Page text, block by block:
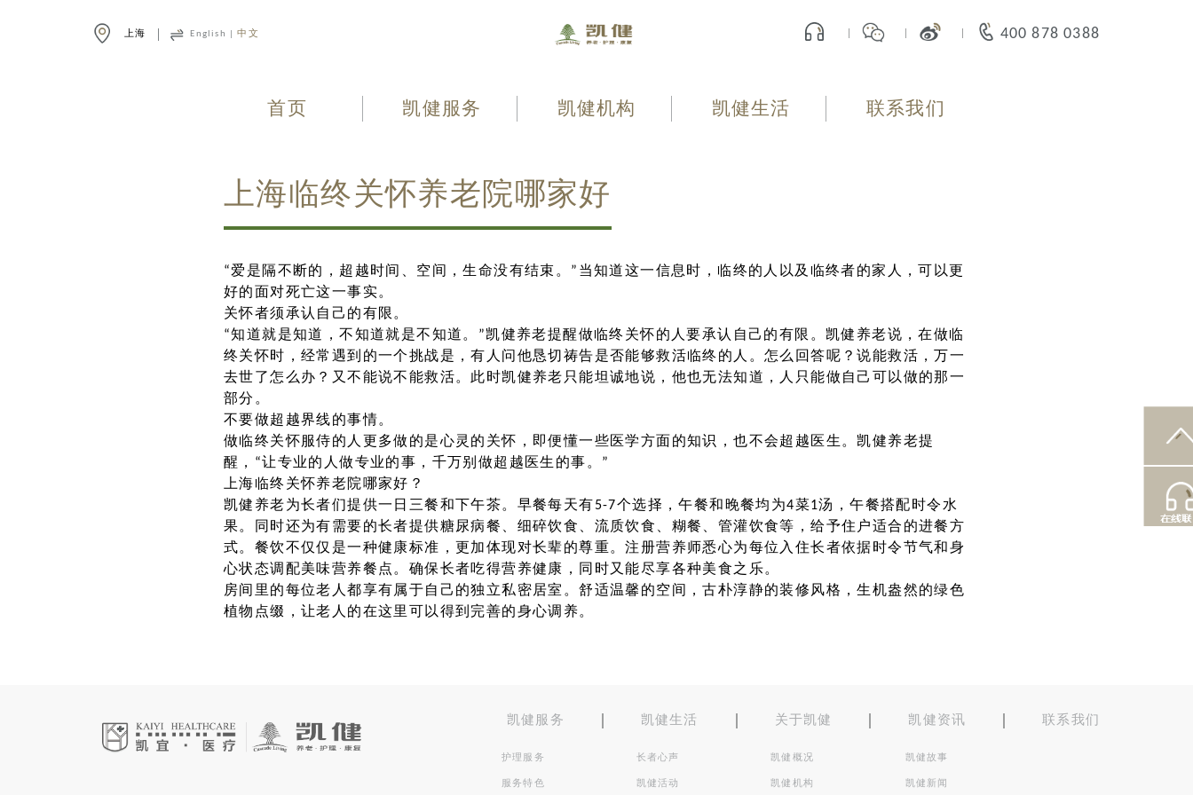
上海 English |中文 400 878 0388
首页 凯健服务 凯健机构 凯健生活 联系我们
上海临终关怀养老院哪家好
“爱是隔不断的，超越时间、空间，生命没有结束。”当知道这一信息时，临终的人以及临终者的家人，可以更
好的面对死亡这一事实。
关怀者须承认自己的有限。
“知道就是知道，不知道就是不知道。”凯健养老提醒做临终关怀的人要承认自己的有限。凯健养老说，在做临
终关怀时，经常遇到的一个挑战是，有人问他恳切祷告是否能够救活临终的人。怎么回答呢？说能救活，万一
去世了怎么办？又不能说不能救活。此时凯健养老只能坦诚地说，他也无法知道，人只能做自己可以做的那一
部分。
不要做超越界线的事情。
做临终关怀服侍的人更多做的是心灵的关怀，即便懂一些医学方面的知识，也不会超越医生。凯健养老提
醒，“让专业的人做专业的事，千万别做超越医生的事。”
上海临终关怀养老院哪家好？
凯健养老为长者们提供一日三餐和下午茶。早餐每天有5-7个选择，午餐和晚餐均为4菜1汤，午餐搭配时令水
果。同时还为有需要的长者提供糖尿病餐、细碎饮食、流质饮食、糊餐、管灌饮食等，给予住户适合的进餐方
式。餐饮不仅仅是一种健康标准，更加体现对长辈的尊重。注册营养师悉心为每位入住长者依据时令节气和身
心状态调配美味营养餐点。确保长者吃得营养健康，同时又能尽享各种美食之乐。
房间里的每位老人都享有属于自己的独立私密居室。舒适温馨的空间，古朴淳静的装修风格，生机盎然的绿色
植物点缀，让老人的在这里可以得到完善的身心调养。
凯健服务 凯健生活 关于凯健 凯健资讯 联系我们
护理服务
服务特色
长者心声
凯健活动
凯健概况
凯健机构
凯健故事
凯健新闻